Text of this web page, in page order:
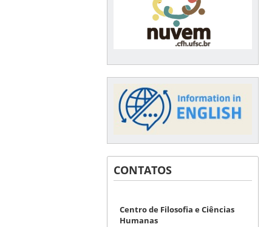
CONTATOS
Centro de Filosofia e Ciências
Humanas